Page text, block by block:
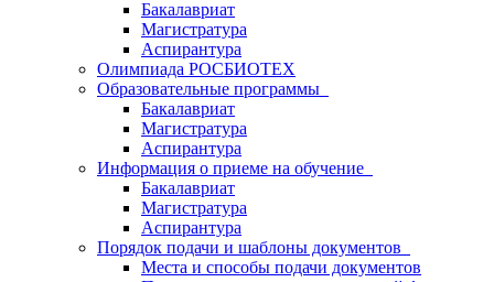
Бакалавриат
Магистратура
Аспирантура
Олимпиада РОСБИОТЕХ
Образовательные программы
Бакалавриат
Магистратура
Аспирантура
Информация о приеме на обучение
Бакалавриат
Магистратура
Аспирантура
Порядок подачи и шаблоны документов
Места и способы подачи документов